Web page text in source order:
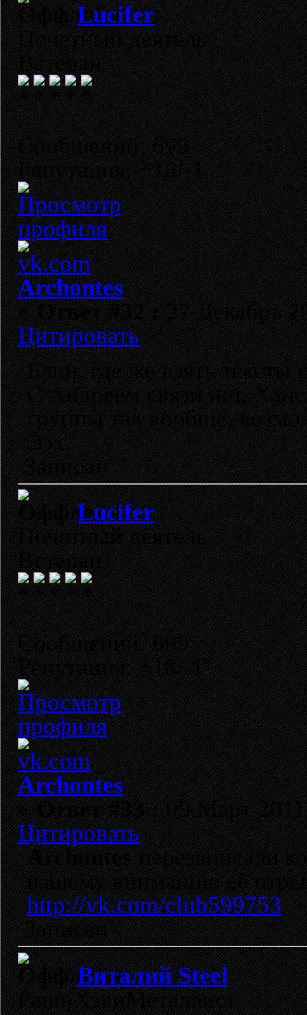
Lucifer
Почетный деятель
Ветеран
Сообщений: 699
Репутация: +18/-1
Archontes
«Ответ #32 :27 Декабрь
Цитировать
Блин, где же взять
С Андреем связи нет,
группы так вообще,
Ээх..
Записан
Lucifer
Почетный деятель
Ветеран
Сообщений: 699
Репутация: +18/-1
Archontes
«Ответ #33 :09 Март
Цитировать
Archontesперезаписали
вашему вниманию её
http://vk.com/club599753
Записан
Виталий Steel
РашнХэвиМеталлист